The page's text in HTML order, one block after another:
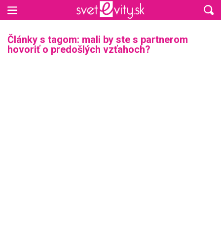
Články s tagom: mali by ste s partnerom
hovoriť o predošlých vzťahoch?